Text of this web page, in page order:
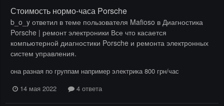
Стоимость нормо-часа Porsche
b_o_y ответил в теме пользователя Mafioso в Диагностика
Porsche | ремонт электроники Все что касается
компьютерной диагностики Porsche и ремонта электронных
систем управления.
она разная по группам например электрика 800 грн/час
14 мая 2022
4 ответа